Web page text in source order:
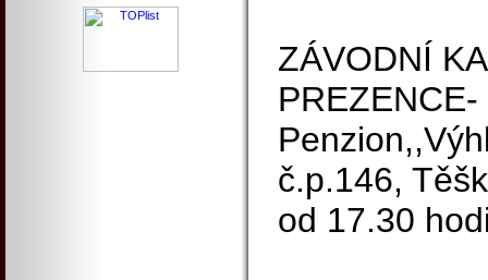
ZÁVODNÍ
č.p.146,
od 17.30